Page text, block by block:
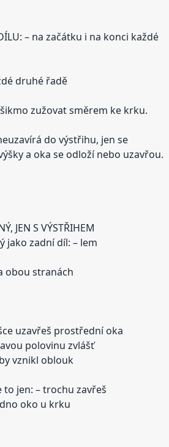
– na začátku i na konci každé
druhé řadě
zužovat směrem ke krku.
do výstřihu, jen se
a oka se odloží nebo uzavřou.
JEN S VÝSTŘIHEM
jako zadní díl: – lem
obou stranách
uzavřeš prostřední oka
polovinu zvlášť
vznikl oblouk
to jen: – trochu zavřeš
oko u krku